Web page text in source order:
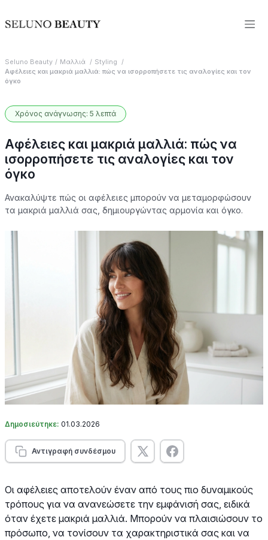
Seluno Beauty Μαλλιά
Styling
Αφέλειες και μακριά μαλλιά: πώς να ισορροπήσετε τις αναλογίες και τον
όγκο
Χρόνος ανάγνωσης: 5 λεπτά
Αφέλειες και μακριά μαλλιά: πώς να
ισορροπήσετε τις αναλογίες και τον
όγκο
Ανακαλύψτε πώς οι αφέλειες μπορούν να μεταμορφώσουν
τα μακριά μαλλιά σας, δημιουργώντας αρμονία και όγκο.
Δημοσιεύτηκε: 01.03.2026
Αντιγραφή συνδέσμου
Οι αφέλειες αποτελούν έναν από τους πιο δυναμικούς
τρόπους για να ανανεώσετε την εμφάνισή σας, ειδικά
όταν έχετε μακριά μαλλιά. Μπορούν να πλαισιώσουν το
πρόσωπο, να τονίσουν τα χαρακτηριστικά σας και να